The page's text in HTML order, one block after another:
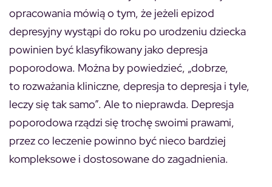
opracowania mówią o tym, że jeżeli epizod
depresyjny wystąpi do roku po urodzeniu dziecka
powinien być klasyfikowany jako depresja
poporodowa. Można by powiedzieć, „dobrze,
to rozważania kliniczne, depresja to depresja i tyle,
leczy się tak samo”. Ale to nieprawda. Depresja
poporodowa rządzi się trochę swoimi prawami,
przez co leczenie powinno być nieco bardziej
kompleksowe i dostosowane do zagadnienia.